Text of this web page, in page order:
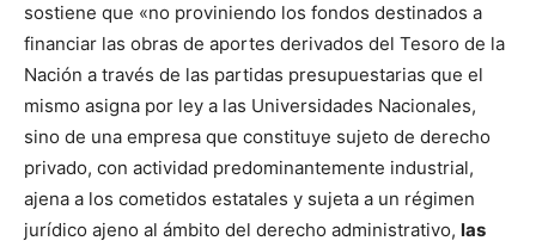
sostiene que «no proviniendo los fondos destinados a
financiar las obras de aportes derivados del Tesoro de la
Nación a través de las partidas presupuestarias que el
mismo asigna por ley a las Universidades Nacionales,
sino de una empresa que constituye sujeto de derecho
privado, con actividad predominantemente industrial,
ajena a los cometidos estatales y sujeta a un régimen
jurídico ajeno al ámbito del derecho administrativo, las